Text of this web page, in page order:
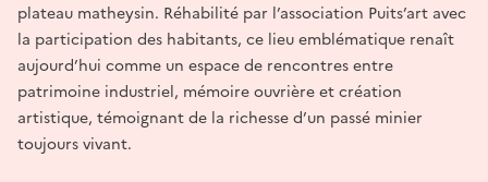
plateau matheysin. Réhabilité par l’association Puits’art avec
la participation des habitants, ce lieu emblématique renaît
aujourd’hui comme un espace de rencontres entre
patrimoine industriel, mémoire ouvrière et création
artistique, témoignant de la richesse d’un passé minier
toujours vivant.